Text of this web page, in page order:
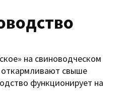
на свиноводческом
свыше
функционирует на